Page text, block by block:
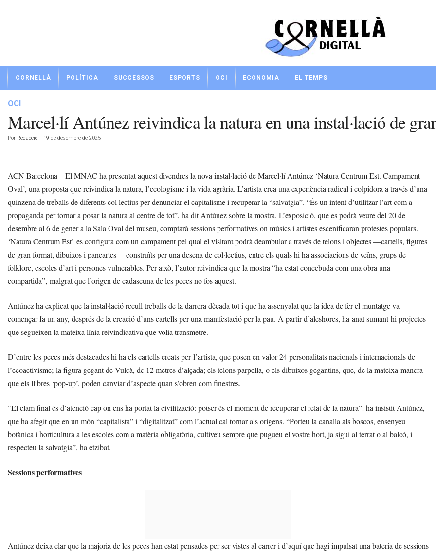
t
CORNELLÀ POLÍTICA SUCCESSOS ESPORTS OCI ECONOMIA EL TEMPS
OCI
Marcel·lí Antúnez reivindica la natura en una instal·lació de
Por Redacció - 19 de desembre de 2025
ACN Barcelona – El MNAC ha presentat aquest divendres la nova instal·lació de Marcel·lí Antúnez ‘Natura Centrum Est. Campament
Oval’, una proposta que reivindica la natura, l’ecologisme i la vida agrària. L’artista crea una experiència radical i colpidora a través d’una
quinzena de treballs de diferents col·lectius per denunciar el capitalisme i recuperar la “salvatgia”. “És un intent d’utilitzar l’art com a
propaganda per tornar a posar la natura al centre de tot”, ha dit Antúnez sobre la mostra. L’exposició, que es podrà veure del 20 de
desembre al 6 de gener a la Sala Oval del museu, comptarà sessions performatives on músics i artistes escenificaran protestes populars.
‘Natura Centrum Est’ es configura com un campament pel qual el visitant podrà deambular a través de telons i objectes —cartells, figures
de gran format, dibuixos i pancartes— construïts per una desena de col·lectius, entre els quals hi ha associacions de veïns, grups de
folklore, escoles d’art i persones vulnerables. Per això, l’autor reivindica que la mostra “ha estat concebuda com una obra una
compartida”, malgrat que l’origen de cadascuna de les peces no fos aquest.
Antúnez ha explicat que la instal·lació recull treballs de la darrera dècada tot i que ha assenyalat que la idea de fer el muntatge va
començar fa un any, després de la creació d’uns cartells per una manifestació per la pau. A partir d’aleshores, ha anat sumant-hi projectes
que segueixen la mateixa línia reivindicativa que volia transmetre.
D’entre les peces més destacades hi ha els cartells creats per l’artista, que posen en valor 24 personalitats nacionals i internacionals de
l’ecoactivisme; la figura gegant de Vulcà, de 12 metres d’alçada; els telons parpella, o els dibuixos gegantins, que, de la mateixa manera
que els llibres ‘pop-up’, poden canviar d’aspecte quan s’obren com finestres.
“El clam final és d’atenció cap on ens ha portat la civilització: potser és el moment de recuperar el relat de la natura”, ha insistit Antúnez,
que ha afegit que en un món “capitalista” i “digitalitzat” com l’actual cal tornar als orígens. “Porteu la canalla als boscos, ensenyeu
botànica i horticultura a les escoles com a matèria obligatòria, cultiveu sempre que pugueu el vostre hort, ja sigui al terrat o al balcó, i
respecteu la salvatgia”, ha etzibat.
Sessions performatives
Antúnez deixa clar que la majoria de les peces han estat pensades per ser vistes al carrer i d’aquí que hagi impulsat una bateria de sessions